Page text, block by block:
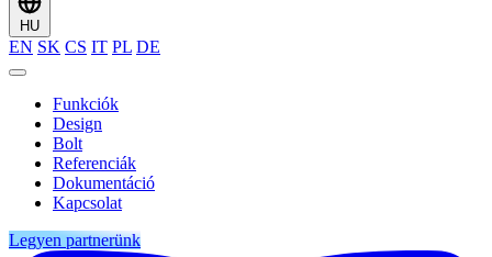
HU
EN SK CS IT PL DE
Funkciók
Design
Bolt
Referenciák
Dokumentáció
Kapcsolat
Legyen partnerünk